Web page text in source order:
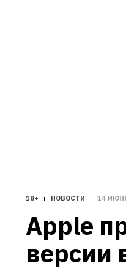
18+ НОВОСТИ 14
Apple
версии